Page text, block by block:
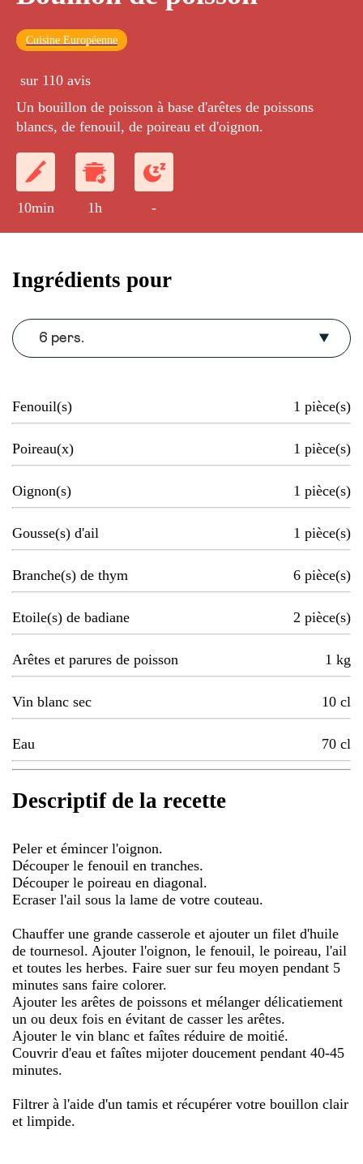
Cuisine Européenne
sur 110 avis
Un bouillon de poisson à base d'arêtes de poissons
blancs, de fenouil, de poireau et d'oignon.
10min 1h -
Ingrédients pour
6 pers.
Fenouil(s) 1 pièce(s)
Poireau(x) 1 pièce(s)
Oignon(s) 1 pièce(s)
Gousse(s) d'ail 1 pièce(s)
Branche(s) de thym 6 pièce(s)
Etoile(s) de badiane 2 pièce(s)
Arêtes et parures de poisson 1 kg
Vin blanc sec 10 cl
Eau 70 cl
Descriptif de la recette
Peler et émincer l'oignon.
Découper le fenouil en tranches.
Découper le poireau en diagonal.
Ecraser l'ail sous la lame de votre couteau.
Chauffer une grande casserole et ajouter un filet d'huile
de tournesol. Ajouter l'oignon, le fenouil, le poireau, l'ail
et toutes les herbes. Faire suer sur feu moyen pendant 5
minutes sans faire colorer.
Ajouter les arêtes de poissons et mélanger délicatiement
un ou deux fois en évitant de casser les arêtes.
Ajouter le vin blanc et faîtes réduire de moitié.
Couvrir d'eau et faîtes mijoter doucement pendant 40-45
minutes.
Filtrer à l'aide d'un tamis et récupérer votre bouillon clair
et limpide.